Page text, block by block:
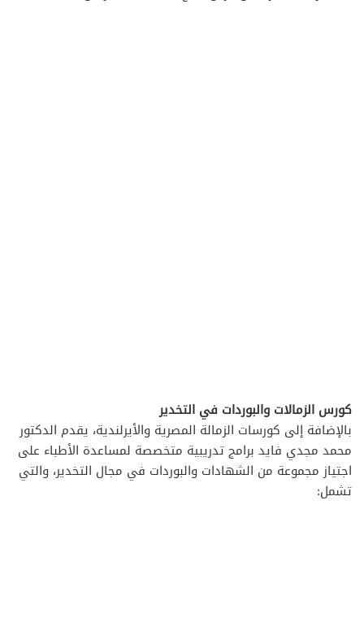
كورس الزمالات والبوردات في التخدير
بالإضافة إلى كورسات الزمالة المصرية والأيرلندية، يقدم الدكتور
محمد مجدي فايد برامج تدريبية متخصصة لمساعدة الأطباء على
اجتياز مجموعة من الشهادات والبوردات في مجال التخدير، والتي
تشمل: